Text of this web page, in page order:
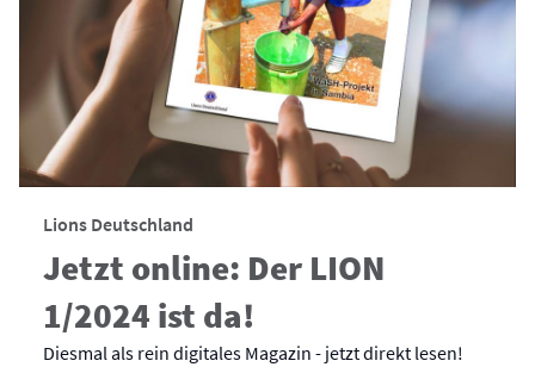
Lions Deutschland
Jetzt online: Der LION
1/2024 ist da!
Diesmal als rein digitales Magazin - jetzt direkt lesen!